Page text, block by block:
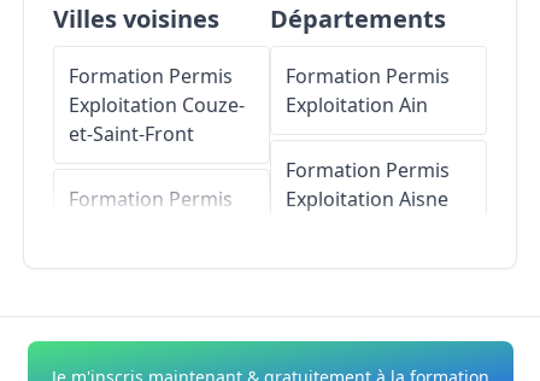
Villes voisines
Formation Permis
Exploitation Couze-
et-Saint-Front
Formation Permis
Formation Permis
ExploitationBayac
Départements
Formation Permis
Exploitation Ain
Formation Permis
Exploitation Aisne
Formation Permis
Je m'inscris maintenant & gratuitement à la formation